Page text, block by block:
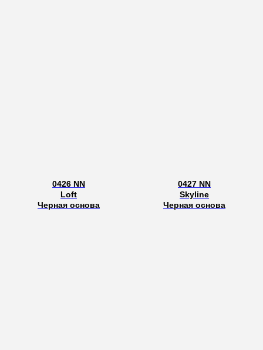
0426 NN
Loft
Черная основа
0427 NN
Skyline
Черная основа